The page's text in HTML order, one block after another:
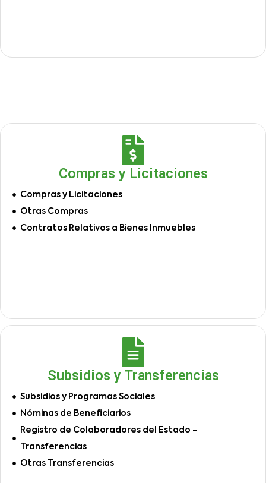
Compras y Licitaciones
Compras y Licitaciones
Otras Compras
Contratos Relativos a Bienes Inmuebles
Subsidios y Transferencias
Subsidios y Programas Sociales
Nóminas de Beneficiarios
Registro de Colaboradores del Estado -
Transferencias
Otras Transferencias